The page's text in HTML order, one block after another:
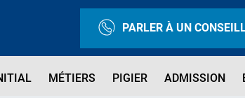
PARLER À UN
MÉTIERS PIGIER ADMISSION